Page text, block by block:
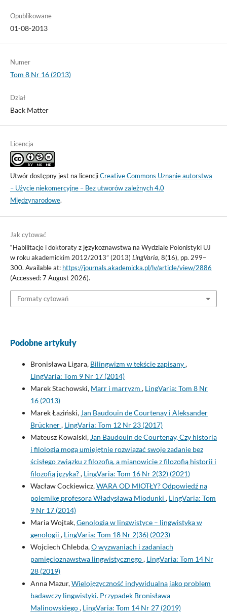
Opublikowane
01-08-2013
Numer
Tom 8 Nr 16 (2013)
Dział
Back Matter
Licencja
Utwór dostępny jest na licencjiCreative Commons Uznanie autorstwa
– Użycie niekomercyjne – Bez utworów zależnych 4.0
Międzynarodowe.
Jak cytować
“Habilitacje i doktoraty z językoznawstwa na Wydziale Polonistyki UJ
w roku akademickim 2012/2013” (2013) LingVaria, 8(16), pp. 299–
300. Available at: https://journals.akademicka.pl/lv/article/view/2886
(Accessed: 7 August 2026).
Formaty cytowań
Podobne artykuły
Bronisława Ligara, Bilingwizm w tekście zapisany,
LingVaria: Tom 9 Nr 17 (2014)
Marek Stachowski, Marr i marryzm , LingVaria: Tom 8 Nr
16 (2013)
Marek Łaziński, Jan Baudouin de Courtenay i Aleksander
Brückner, LingVaria: Tom 12 Nr 23 (2017)
Mateusz Kowalski, Jan Baudouin de Courtenay, Czy historia
i filologia mogą umiejętnie rozwiązać swoje zadanie bez
ścisłego związku z filozofią, a mianowicie z filozofią historii i
filozofią języka?, LingVaria: Tom 16 Nr 2(32) (2021)
Wacław Cockiewicz,WARA OD MIOTŁY? Odpowiedź na
polemikę profesora Władysława Miodunki , LingVaria: Tom
9 Nr 17 (2014)
Maria Wojtak,Genologia w lingwistyce – lingwistyka w
genologii , LingVaria: Tom 18 Nr 2(36) (2023)
Wojciech Chlebda,O wyzwaniach i zadaniach
pamięcioznawstwa lingwistycznego, LingVaria: Tom 14 Nr
28 (2019)
Anna Mazur,Wielojęzyczność indywidualna jako problem
badawczy lingwistyki. Przypadek Bronisława
Malinowskiego, LingVaria: Tom 14 Nr 27 (2019)